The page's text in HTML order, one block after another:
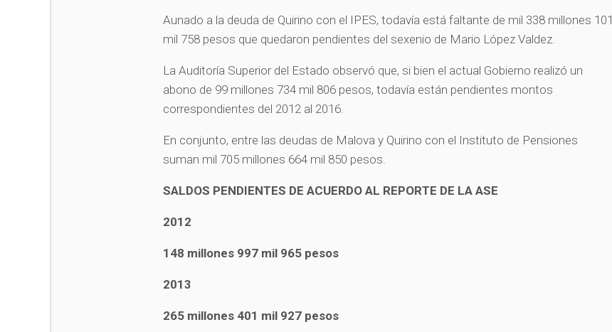
Aunado a la deuda de Quirino con el IPES, todavía está faltante de mil 338 millones 101
mil 758 pesos que quedaron pendientes del sexenio de Mario López Valdez.
La Auditoría Superior del Estado observó que, si bien el actual Gobierno realizó un
abono de 99 millones 734 mil 806 pesos, todavía están pendientes montos
correspondientes del 2012 al 2016.
En conjunto, entre las deudas de Malova y Quirino con el Instituto de Pensiones
suman mil 705 millones 664 mil 850 pesos.
SALDOS PENDIENTES DE ACUERDO AL REPORTE DE LA ASE
2012
148 millones 997 mil 965 pesos
2013
265 millones 401 mil 927 pesos